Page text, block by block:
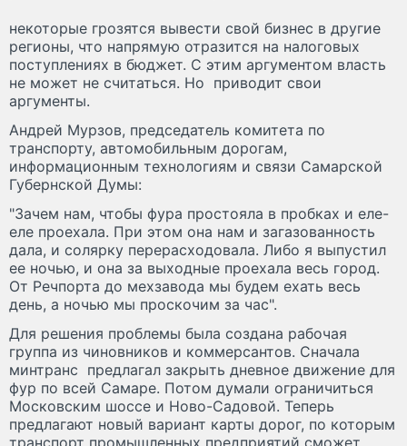
некоторые грозятся вывести свой бизнес в другие
регионы, что напрямую отразится на налоговых
поступлениях в бюджет. С этим аргументом власть
не может не считаться. Но приводит свои
аргументы.
Андрей Мурзов, председатель комитета по
транспорту, автомобильным дорогам,
информационным технологиям и связи Самарской
Губернской Думы:
"Зачем нам, чтобы фура простояла в пробках и еле-
еле проехала. При этом она нам и загазованность
дала, и солярку перерасходовала. Либо я выпустил
ее ночью, и она за выходные проехала весь город.
От Речпорта до мехзавода мы будем ехать весь
день, а ночью мы проскочим за час".
Для решения проблемы была создана рабочая
группа из чиновников и коммерсантов. Сначала
минтранс предлагал закрыть дневное движение для
фур по всей Самаре. Потом думали ограничиться
Московским шоссе и Ново-Садовой. Теперь
предлагают новый вариант карты дорог, по которым
транспорт промышленных предприятий сможет